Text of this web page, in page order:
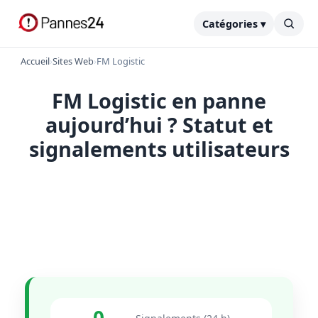
Catégories ▾
Accueil›Sites Web›FM Logistic
FM Logistic en panne
aujourd’hui ? Statut et
signalements utilisateurs